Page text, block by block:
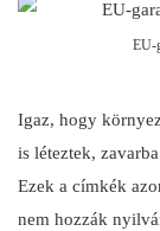
EU-
Igaz, hogy
is léteztek,
Ezek a címkék
nem hozzák